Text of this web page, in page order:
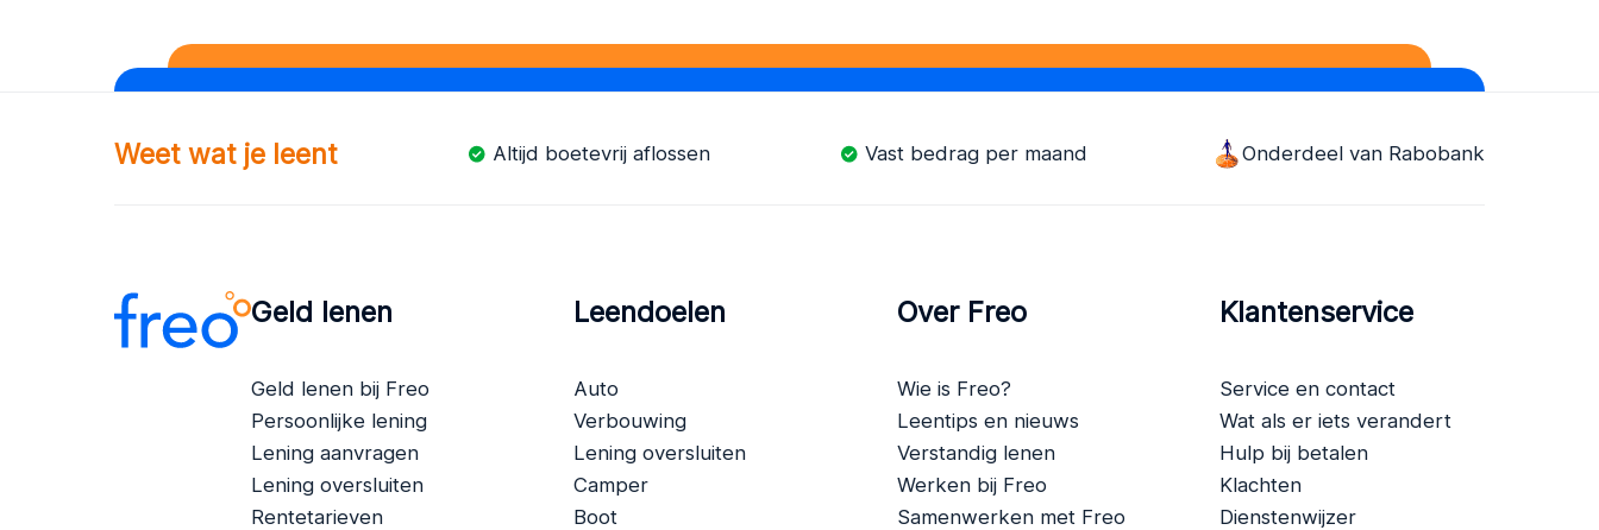
Weet wat je leent Altijd boetevrij aflossen Vast bedrag per maand Onderdeel van Rabobank
Geld lenen
Geld lenen bij Freo
Persoonlijke lening
Lening aanvragen
Lening oversluiten
Rentetarieven
Leendoelen
Auto
Verbouwing
Lening oversluiten
Camper
Boot
Over Freo
Wie is Freo?
Leentips en nieuws
Verstandig lenen
Werken bij Freo
Samenwerken met Freo
Klantenservice
Service en contact
Wat als er iets verandert
Hulp bij betalen
Klachten
Dienstenwijzer